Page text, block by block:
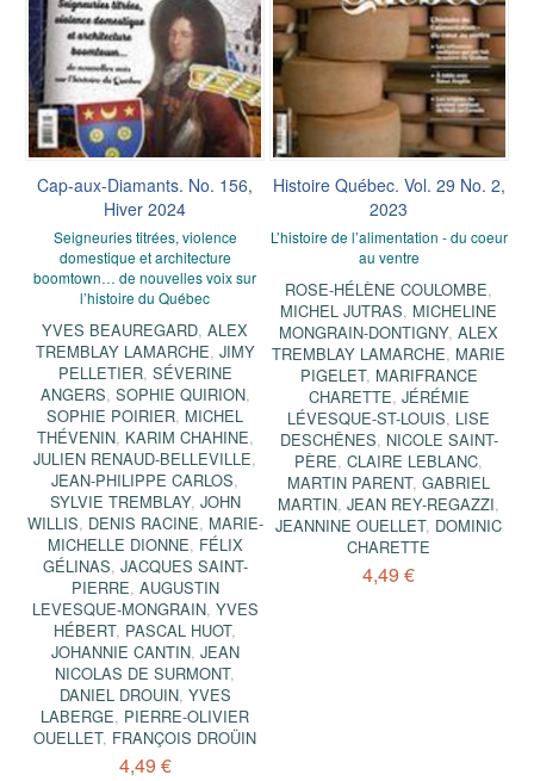
Cap-aux-Diamants. No. 156,
Hiver 2024
Seigneuries titrées, violence
domestique et architecture
boomtown… de nouvelles voix sur
l’histoire du Québec
YVES BEAUREGARD,ALEX
TREMBLAY LAMARCHE, JIMY
PELLETIER, SÉVERINE
ANGERS, SOPHIE QUIRION,
SOPHIE POIRIER, MICHEL
THÉVENIN, KARIM CHAHINE,
JULIEN RENAUD-BELLEVILLE,
JEAN-PHILIPPE CARLOS,
SYLVIE TREMBLAY, JOHN
WILLIS, DENIS RACINE, MARIE-
MICHELLE DIONNE, FÉLIX
GÉLINAS, JACQUES SAINT-
PIERRE, AUGUSTIN
LEVESQUE-MONGRAIN, YVES
HÉBERT, PASCAL HUOT,
JOHANNIE CANTIN, JEAN
NICOLAS DE SURMONT,
DANIEL DROUIN, YVES
LABERGE, PIERRE-OLIVIER
OUELLET, FRANÇOIS DROÜIN
4,49 €
Histoire Québec. Vol. 29 No. 2,
2023
L’histoire de l’alimentation - du coeur
au ventre
ROSE-HÉLÈNE COULOMBE,
MICHEL JUTRAS, MICHELINE
MONGRAIN-DONTIGNY,ALEX
TREMBLAY LAMARCHE, MARIE
PIGELET, MARIFRANCE
CHARETTE, JÉRÉMIE
LÉVESQUE-ST-LOUIS, LISE
DESCHÊNES, NICOLE SAINT-
PÈRE,CLAIRE LEBLANC,
MARTIN PARENT,GABRIEL
MARTIN,JEAN REY-REGAZZI,
JEANNINE OUELLET, DOMINIC
CHARETTE
4,49 €